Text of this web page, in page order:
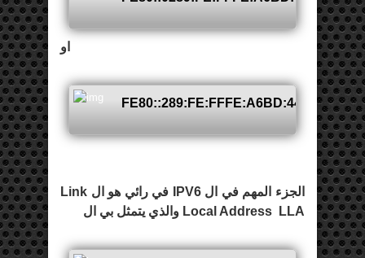
او
FE80::289:FE:FFFE:A6BD:4455
الجزء المهم في ال IPV6 في رائي هو ال Link
Local Address LLA والذي يتمثل بي ال